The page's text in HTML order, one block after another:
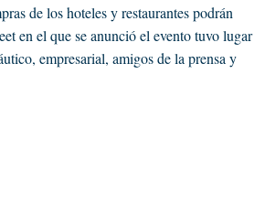
de los hoteles y restaurantes podrán
en el que se anunció el evento tuvo lugar
empresarial, amigos de la prensa y